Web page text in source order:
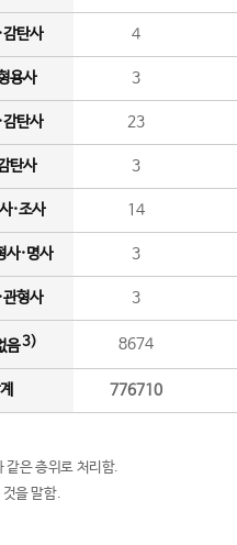
감탄사 4
용사 3
감탄사 23
탄사 3
·조사 14
사·명사 3
관형사 3
음3) 8674
776710
같은 층위로 처리함.
것을 말함.